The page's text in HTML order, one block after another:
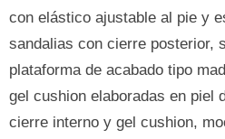
con elástico ajustable al pie y
sandalias con cierre posterior,
plataforma de acabado tipo
gel cushion elaboradas en piel
cierre interno y gel cushion,